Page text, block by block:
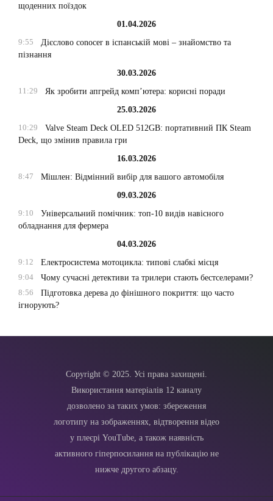
щоденних поїздок
01.04.2026
9:55
Дієслово conocer в іспанській мові – знайомство та
пізнання
30.03.2026
11:29
Як зробити апгрейд комп’ютера: корисні поради
25.03.2026
10:29
Valve Steam Deck OLED 512GB: портативний ПК Steam
Deck, що змінив правила гри
16.03.2026
8:47
Мішлен: Відмінний вибір для вашого автомобіля
09.03.2026
9:10
Універсальний помічник: топ-10 видів навісного
обладнання для фермера
04.03.2026
9:12
Електросистема мотоцикла: типові слабкі місця
9:04
Чому сучасні детективи та трилери стають бестселерами?
8:56
Підготовка дерева до фінішного покриття: що часто
ігнорують?
Copyright © 2025. Усі права захищені.
Використання матеріалів 12 каналу
дозволено за таких умов: збереження
логотипу на зображеннях, відтворення відео
у плеєрі YouTube, а також наявність
активного гіперпосилання на публікацію не
нижче другого абзацу.